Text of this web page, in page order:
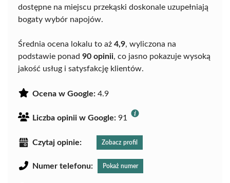
dostępne na miejscu przekąski doskonale uzupełniają
bogaty wybór napojów.
Średnia ocena lokalu to aż 4,9, wyliczona na
podstawie ponad 90 opinii, co jasno pokazuje wysoką
jakość usług i satysfakcję klientów.
Ocena w Google: 4.9
Liczba opinii w Google: 91
Czytaj opinie: Zobacz profil
Numer telefonu: Pokaż numer